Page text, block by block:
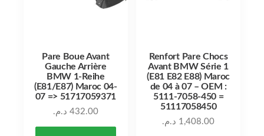
Pare Boue Avant
Gauche Arrière
BMW 1-Reihe
(E81/E87) Maroc 04-
07 => 51717059371
432.00 د.م.
Renfort Pare Chocs
Avant BMW Série 1
(E81 E82 E88) Maroc
de 04 à 07 – OEM :
5111-7058-450 =
51117058450
1,408.00 د.م.